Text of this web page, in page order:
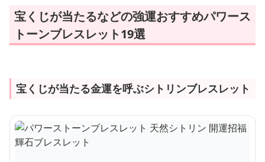
宝くじが当たるなどの強運おすすめパワース
トーンブレスレット19選
宝くじが当たる金運を呼ぶシトリンブレスレット